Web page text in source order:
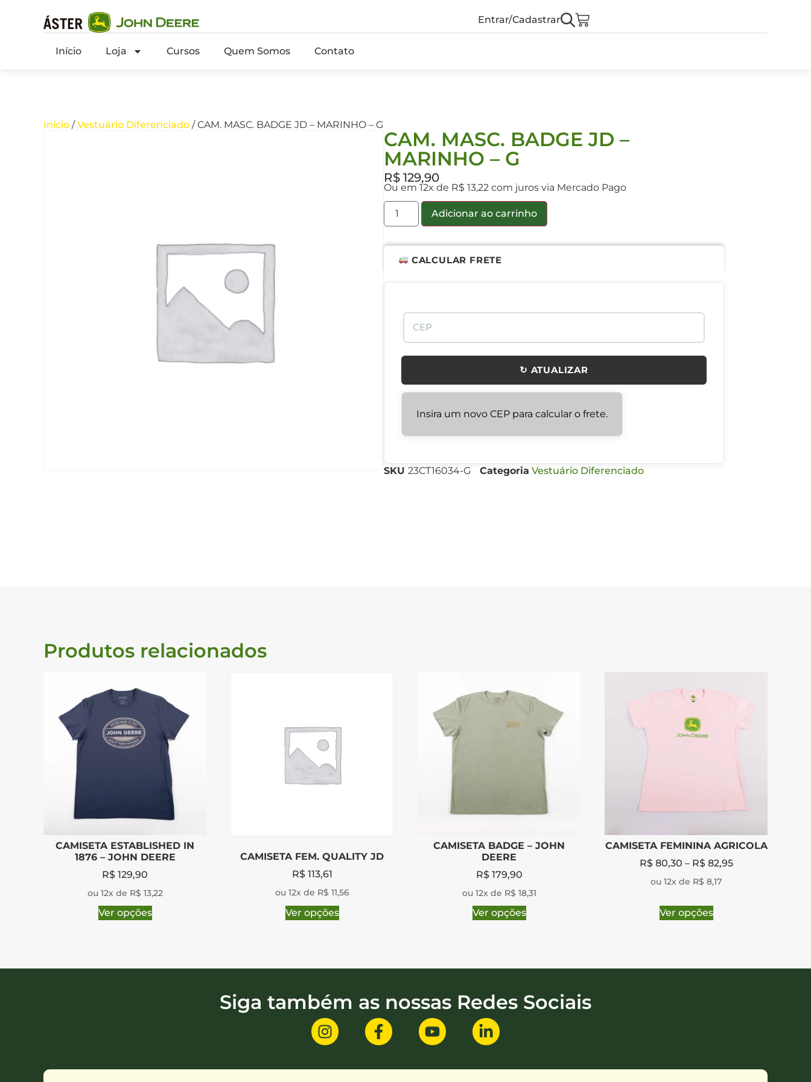
Entrar/Cadastrar
Início Loja Cursos Quem Somos Contato
Início /Vestuário Diferenciado / CAM. MASC. BADGE JD – MARINHO – G
CAM. MASC. BADGE JD –
MARINHO – G
R$ 129,90
Ou em 12x de R$ 13,22 com juros via Mercado Pago
Adicionar ao carrinho
CALCULAR FRETE
↻ ATUALIZAR
Insira um novo CEP para calcular o frete.
SKU 23CT16034-G Categoria Vestuário Diferenciado
Produtos relacionados
CAMISETA ESTABLISHED IN
1876 – JOHN DEERE
R$ 129,90
ou 12x de R$ 13,22
Ver opções
CAMISETA FEM. QUALITY JD
R$113,61
ou 12x de R$ 11,56
Ver opções
CAMISETA BADGE – JOHN
DEERE
R$179,90
ou 12x de R$ 18,31
Ver opções
CAMISETA FEMININA AGRICOLA
R$80,30 – R$82,95
ou 12x de R$ 8,17
Ver opções
Siga também as nossas Redes Sociais